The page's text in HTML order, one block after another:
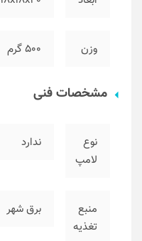
وزن ۵۰۰ گرم
مشخصات فنی
نوع
لامپ
ندارد
منبع
تغذیه
برق شهر